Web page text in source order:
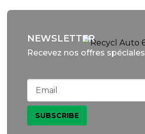
NEWSLETTER
Recevez nos offres spéciales